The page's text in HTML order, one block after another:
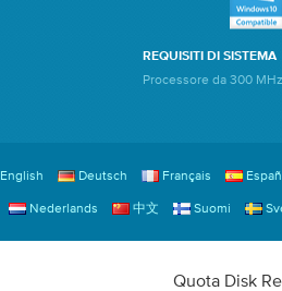
REQUISITI DI SISTEMA
Processore da 300
English Deutsch Français
Nederlands 中文 Suomi
Quota Disk